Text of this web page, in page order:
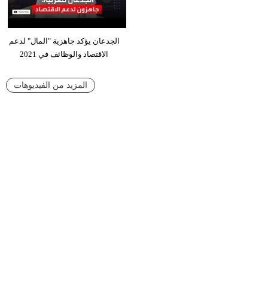
الجدعان يؤكد جاهزية "المال" لدعم
الاقتصاد والوظائف في 2021
المزيد من الفيديوهات